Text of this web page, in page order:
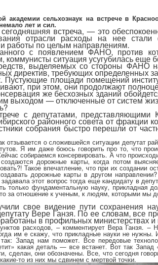
академии сельхознаук на встрече в
лет и сил.
встреча, — это
отрасли расходы на нее стали
работы по целым направлениям.
с появлением ФАНО, против
ситуация усугубилась еще
выделяемых со стороны ФАНО
директив, требующих определенных
площади помещений
при этом, они продолжают
же бесхозных зданий
выходом — отключенные от систем
с депутатами,
районного совета от фракции
собрания быстро перешли от
отзывается о сложившейся ситуации депутат
Я им даже боюсь говорить про то, что
собираемся консервировать. А что
дорожные карты, когда потом
Такое впечатление, что при их создании
дорожные карты в другом
этот вопрос тогда еще кандидату в
только фундаментальную науку, прикладная
за отношение к ученым, к людям, которыми мы
свое видение пути сохранения
Вере Ганзя. По ее словам, все
в профильных министерствах и
расходов, – комментирует Вера Ганзя. –
им е скажу, что прикладные науки не нужны.
Запад нам поможет. Все передовые
какая деталь — все встанет. Вот так Запад
сделан, они обозначены. Все, что сегодня
то из них мы сдвинем с мертвой точки.